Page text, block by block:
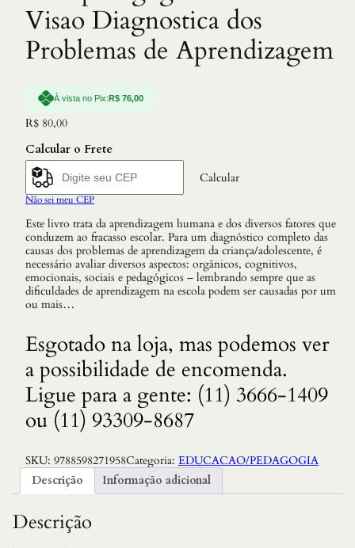
Visao Diagnostica dos
Problemas de Aprendizagem
À vista no Pix:R$ 76,00
R$ 80,00
Calcular o Frete
Calcular
Não sei meu CEP
Este livro trata da aprendizagem humana e dos diversos fatores que
conduzem ao fracasso escolar. Para um diagnóstico completo das
causas dos problemas de aprendizagem da criança/adolescente, é
necessário avaliar diversos aspectos: orgânicos, cognitivos,
emocionais, sociais e pedagógicos – lembrando sempre que as
dificuldades de aprendizagem na escola podem ser causadas por um
ou mais…
Esgotado na loja, mas podemos ver
a possibilidade de encomenda.
Ligue para a gente: (11) 3666-1409
ou (11) 93309-8687
SKU: 9788598271958Categoria: EDUCACAO/PEDAGOGIA
Descrição
Informação adicional
Descrição